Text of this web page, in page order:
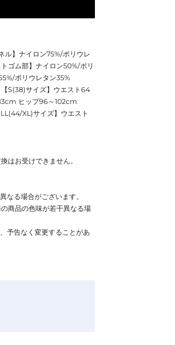
ル】ナイロン75%/ポリウレ
ゴム部】ナイロン50%/ポリ
ポリウレタン35%
S(38)サイズ】ウエスト64
ヒップ96～102cm
XL)サイズ】ウエスト
はお受けできません。
る場合がございます。
商品の色味が若干異なる場
予告なく変更することがあ